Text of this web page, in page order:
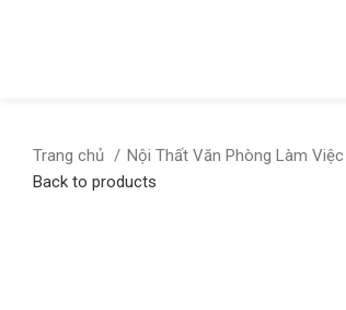
Trang chủ Nội Thất Văn Phòng Làm
Back to products